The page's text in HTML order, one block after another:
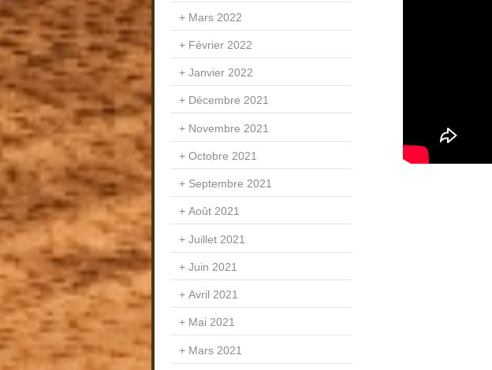
Mars 2022
Février 2022
Janvier 2022
Décembre 2021
Novembre 2021
Octobre 2021
Septembre 2021
Août 2021
Juillet 2021
Juin 2021
Avril 2021
Mai 2021
Mars 2021